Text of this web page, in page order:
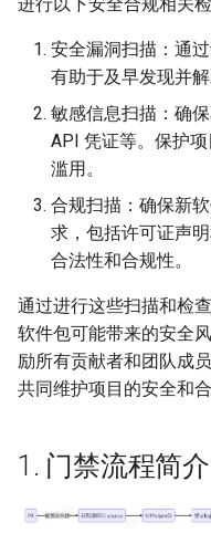
3.3.6 compatibility失
3.3.6.1 subrpmlist
3.3.6.2 filelist失败
3.3.6.3 ability失败
3.3.6.4 abi失败
有变化但无影响
特殊情况
志
3.3.6.5 api失败
安全漏洞扫描：通
有助于及早发现并
敏感信息扫描：确
API 凭证等。保护
滥用。
合规扫描：确保新
求，包括许可证声
合法性和合规性。
通过进行这些扫描和检
软件包可能带来的安全
励所有贡献者和团队成
共同维护项目的安全和合
1. 门禁流程简介